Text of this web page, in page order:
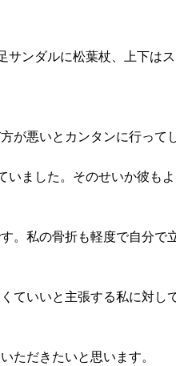
ンダルに松葉杖、上下は
悪いとカンタンに行って
ました。そのせいか彼も
。私の骨折も軽度で自分
いいと主張する私に対
ただきたいと思います。